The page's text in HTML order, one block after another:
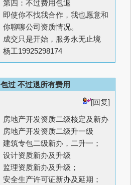
第四：不过费用包退
即使你不找我合作，我也愿意和
你聊聊公司资质情况。
成交只是开始，服务永无止境
杨工19925298174
包过 不过退所有费用
[回复]
房地产开发资质二级核定及新办
房地产开发资质二级升一级
建筑专包二级新办，二升一；
设计资质新办及升级
监理资质新办及升级；
安全生产许可证新办及延期；